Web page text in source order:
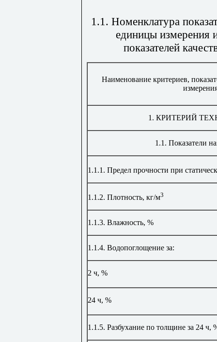
1.1. Номенклатура
единицы измерения
показателей
Наименование критериев,
1. КРИТЕРИЙ
1.1. Показатели
1.1.1. Предел прочности при
1.1.2. Плотность, кг/м3
1.1.3. Влажность, %
1.1.4. Водопоглощение за:
2 ч, %
24 ч, %
1.1.5. Разбухание по толщине за 24 ч,